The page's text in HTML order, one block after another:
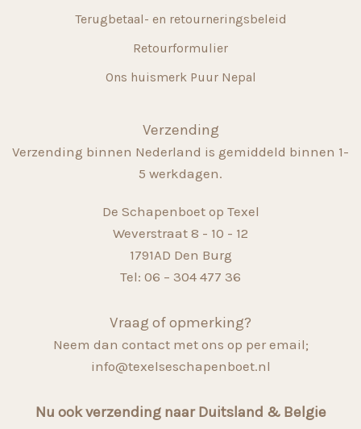
Terugbetaal- en retourneringsbeleid
Retourformulier
Ons huismerk Puur Nepal
Verzending
Verzending binnen Nederland is gemiddeld binnen 1-
5 werkdagen.
De Schapenboet op Texel
Weverstraat 8 - 10 - 12
1791AD Den Burg
Tel: 06 – 304 477 36
Vraag of opmerking?
Neem dan contact met ons op per email;
info@texelseschapenboet.nl
Nu ook verzending naar Duitsland & Belgie